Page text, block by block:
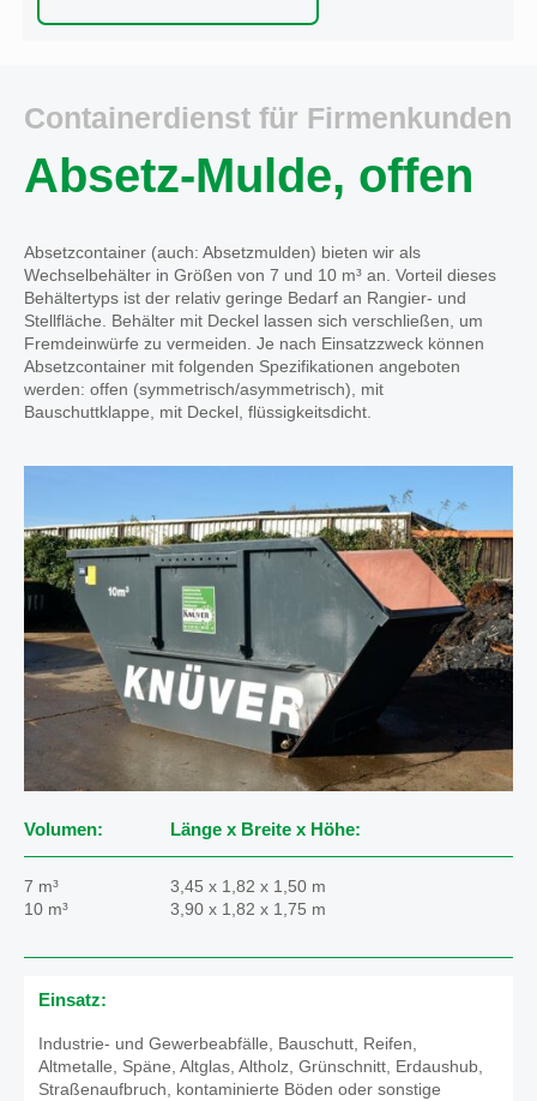
Containerdienst für Firmenkunden
Absetz-Mulde, offen
Absetzcontainer (auch: Absetzmulden) bieten wir als
Wechselbehälter in Größen von 7 und 10 m³ an. Vorteil dieses
Behältertyps ist der relativ geringe Bedarf an Rangier- und
Stellfläche. Behälter mit Deckel lassen sich verschließen, um
Fremdeinwürfe zu vermeiden. Je nach Einsatzzweck können
Absetzcontainer mit folgenden Spezifikationen angeboten
werden: offen (symmetrisch/asymmetrisch), mit
Bauschuttklappe, mit Deckel, flüssigkeitsdicht.
Volumen: Länge x Breite x Höhe:
7 m³
10 m³
3,45 x 1,82 x 1,50 m
3,90 x 1,82 x 1,75 m
Einsatz:
Industrie- und Gewerbeabfälle, Bauschutt, Reifen,
Altmetalle, Späne, Altglas, Altholz, Grünschnitt, Erdaushub,
Straßenaufbruch, kontaminierte Böden oder sonstige